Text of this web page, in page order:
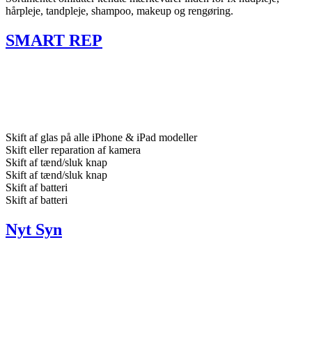
hårpleje, tandpleje, shampoo, makeup og rengøring.
SMART REP
Skift af glas på alle iPhone & iPad modeller
Skift eller reparation af kamera
Skift af tænd/sluk knap
Skift af tænd/sluk knap
Skift af batteri
Skift af batteri
Nyt Syn